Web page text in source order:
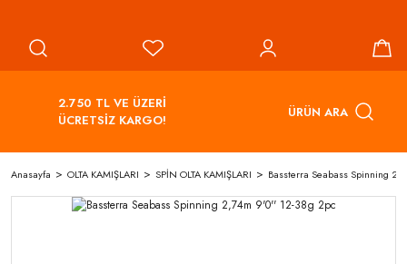
2.750 TL VE ÜZERİ
ÜCRETSİZ KARGO!
ÜRÜN ARA
Anasayfa OLTA KAMIŞLARI SPİN OLTA KAMIŞLARI Bassterra Seabass Spinning